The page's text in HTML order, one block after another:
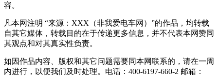
容。
凡本网注明 “来源：XXX（非我爱电车网）”的作品，均转载
自其它媒体，转载目的在于传递更多信息，并不代表本网赞同
其观点和对其真实性负责。
如因作品内容、版权和其它问题需要同本网联系的，请在一周
内进行，以便我们及时处理。电话：400-6197-660-2 邮箱：